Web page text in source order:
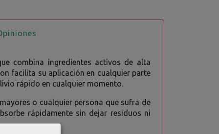
combina ingredientes activos de alta
facilita su aplicación en cualquier parte
rápido en cualquier momento.
o cualquier persona que sufra de
rápidamente sin dejar residuos ni